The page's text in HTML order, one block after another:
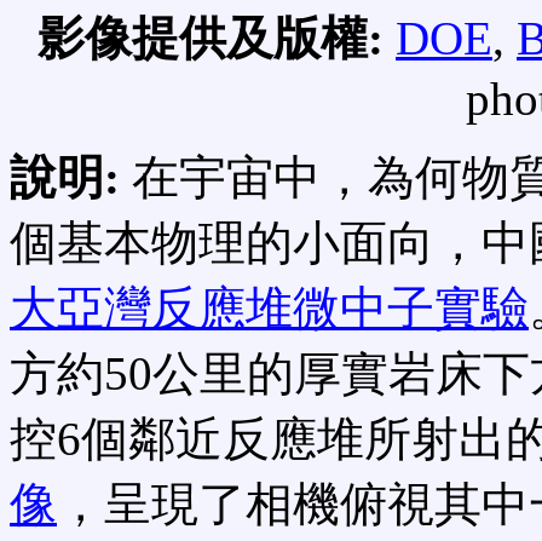
影像提供及版權: DOE,
說明: 在宇宙中，為何物
個基本物理的小面向，中
大亞灣反應堆微中子實驗
方約50公里的厚實岩床
控6個鄰近反應堆所射出
像 ，呈現了相機俯視其